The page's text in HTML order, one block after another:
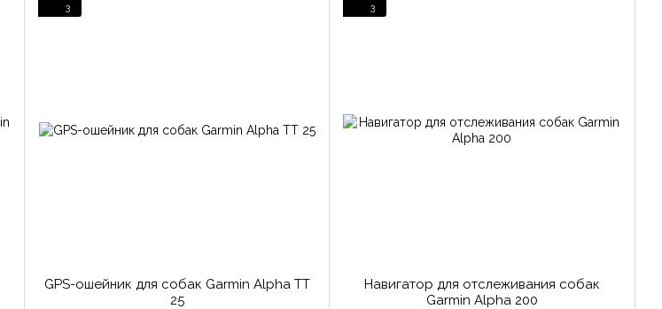
3
GPS-ошейник для собак Garmin Alpha TT
25
3
Навигатор для отслеживания собак
Garmin Alpha 200